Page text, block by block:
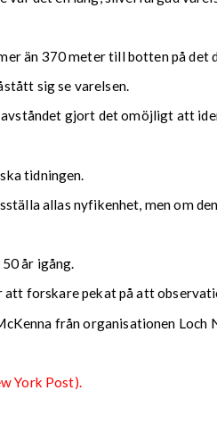
än 370 meter till botten på det
sig se varelsen.
gjort det omöjligt att
tidningen.
allas nyfikenhet, men om
år igång.
forskare pekat på att
från organisationen Loch
York Post).